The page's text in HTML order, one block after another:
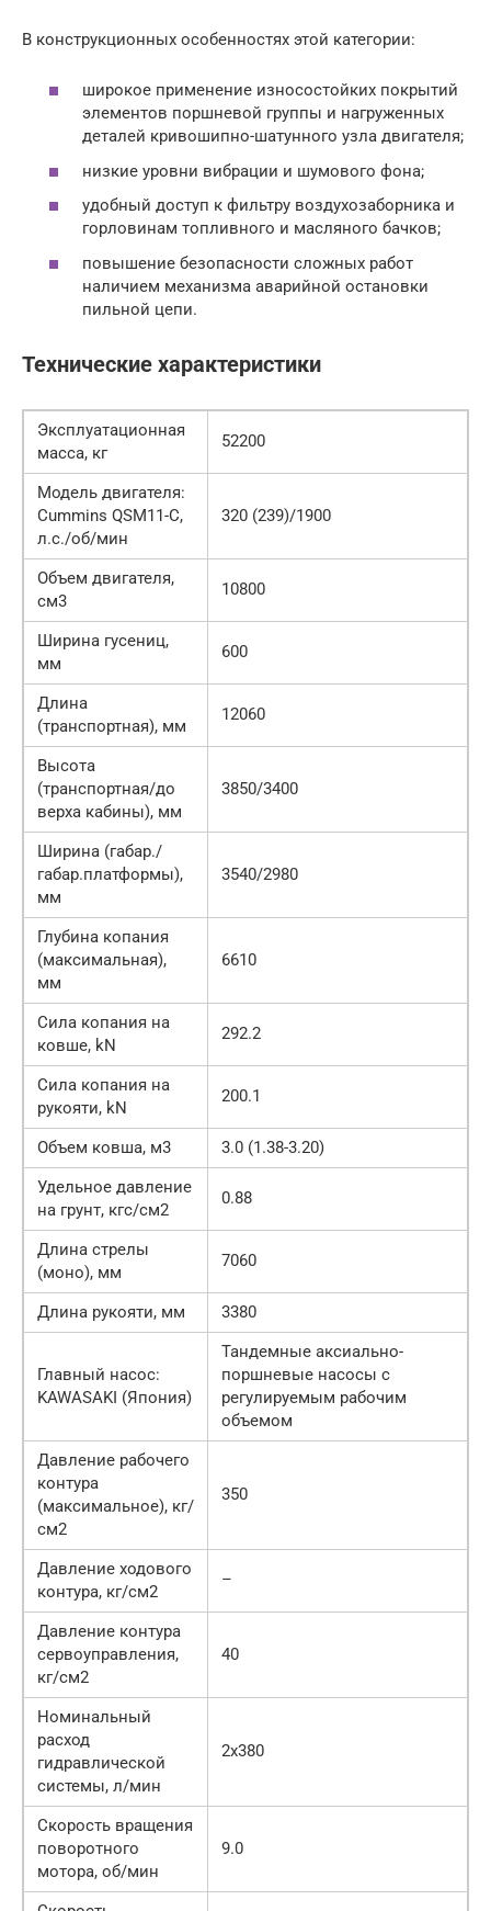
В конструкционных особенностях этой категории:
широкое применение износостойких покрытий
элементов поршневой группы и нагруженных
деталей кривошипно-шатунного узла двигателя;
низкие уровни вибрации и шумового фона;
удобный доступ к фильтру воздухозаборника и
горловинам топливного и масляного бачков;
повышение безопасности сложных работ
наличием механизма аварийной остановки
пильной цепи.
Технические характеристики
Эксплуатационная
масса, кг
52200
Модель двигателя:
Cummins QSM11-С,
л.с./об/мин
320 (239)/1900
Объем двигателя,
см3
10800
Ширина гусениц,
мм
600
Длина
(транспортная), мм
12060
Высота
(транспортная/до
верха кабины), мм
3850/3400
Ширина (габар./
габар.платформы),
мм
3540/2980
Глубина копания
(максимальная),
мм
6610
Сила копания на
ковше, kN
292.2
Сила копания на
рукояти, kN
200.1
Объем ковша, м3
3.0 (1.38-3.20)
Удельное давление
на грунт, кгc/см2
0.88
Длина стрелы
(моно), мм
7060
Длина рукояти, мм 3380
Главный насос:
KAWASAKI (Япония)
Тандемные аксиально-
поршневые насосы с
регулируемым рабочим
объемом
Давление рабочего
контура
(максимальное), кг/
см2
350
Давление ходового
контура, кг/см2
–
Давление контура
сервоуправления,
кг/см2
40
Номинальный
расход
гидравлической
системы, л/мин
2х380
Скорость вращения
поворотного
мотора, об/мин
9.0